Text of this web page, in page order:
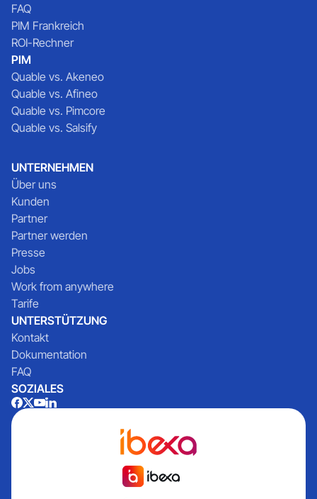
FAQ
PIM Frankreich
ROI-Rechner
PIM
Quable vs. Akeneo
Quable vs. Afineo
Quable vs. Pimcore
Quable vs. Salsify
UNTERNEHMEN
Über uns
Kunden
Partner
Partner werden
Presse
Jobs
Work from anywhere
Tarife
UNTERSTÜTZUNG
Kontakt
Dokumentation
FAQ
SOZIALES